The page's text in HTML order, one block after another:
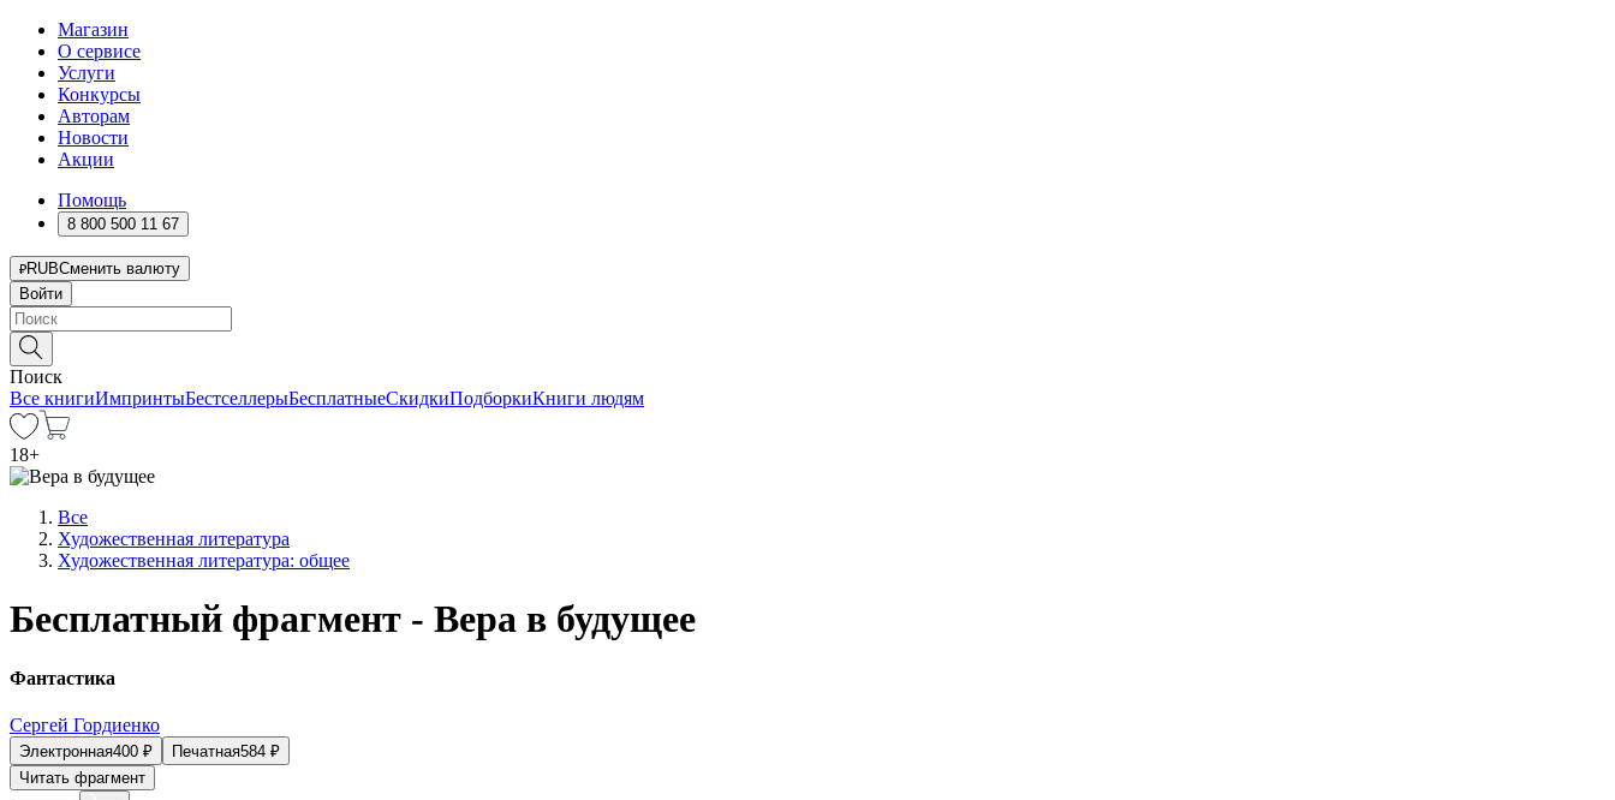
Магазин
О сервисе
Услуги
Конкурсы
Авторам
Новости
Акции
Помощь
8 800 500 11 67
RUBСменить валюту
Войти
Поиск
Все книгиИмпринтыБестселлерыБесплатныеСкидкиПодборкиКниги людям
18+
Все
Художественная литература
Художественная литература: общее
Бесплатный фрагмент - Вера в будущее
Фантастика
Сергей Гордиенко
Электронная400 ₽ Печатная584 ₽
Читать фрагмент